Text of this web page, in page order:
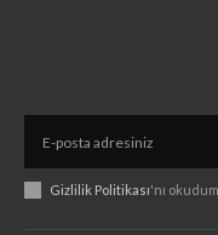
Gizlilik Politikası'nı